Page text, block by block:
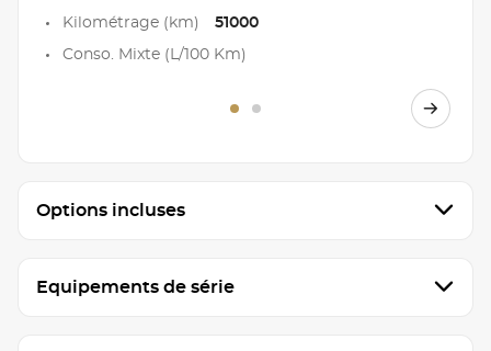
Kilométrage (km) 51000
Conso. Mixte (L/100 Km)
Options incluses
Equipements de série